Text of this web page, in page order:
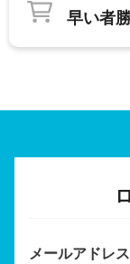
早い者
メールアドレス